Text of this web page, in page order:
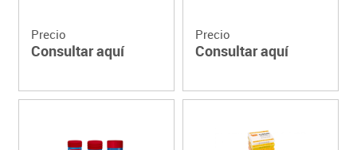
Precio
Consultar aquí
Precio
Consultar aquí